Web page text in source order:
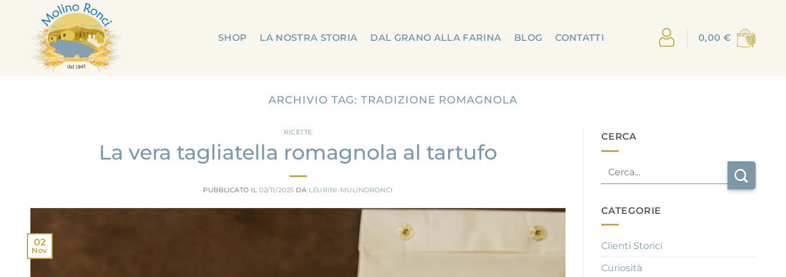
contenuti
SHOP LA NOSTRA STORIA DAL GRANO ALLA FARINA BLOG CONTATTI 0,00 €
ARCHIVIO TAG:TRADIZIONE ROMAGNOLA
RICETTE
La vera tagliatella romagnola al tartufo
PUBBLICATO IL02/11/2025 DA LEURINI-MULINORONCI
02
Nov
CERCA
CATEGORIE
Clienti Storici
Curiosità